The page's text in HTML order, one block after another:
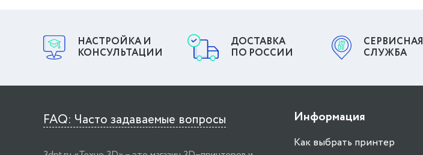
НАСТРОЙКА И
КОНСУЛЬТАЦИИ
ДОСТАВКА
ПО РОССИИ
СЕРВИСНАЯ
СЛУЖБА
FAQ: Часто задаваемые вопросы Информация
Как выбрать принтер